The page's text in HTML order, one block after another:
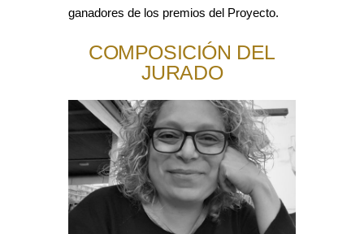
ganadores de los premios del Proyecto.
COMPOSICIÓN DEL
JURADO